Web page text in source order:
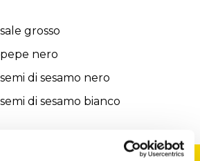
grosso
nero
di sesamo nero
di sesamo bianco